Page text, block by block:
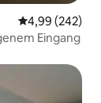
4,99 (242)
Eingang